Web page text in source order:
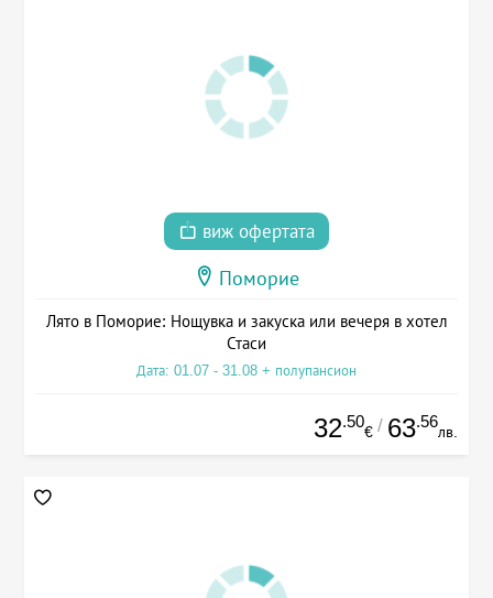
виж офертата
Поморие
Лято в Поморие: Нощувка и закуска или вечеря в хотел
Стаси
Дата: 01.07 - 31.08 + полупансион
32.50
€ / 63.56
лв.